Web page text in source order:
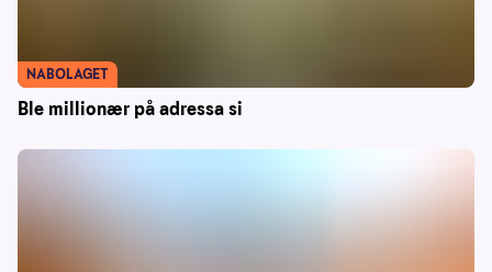
Ble millionær på adressa si
NABOLAGET